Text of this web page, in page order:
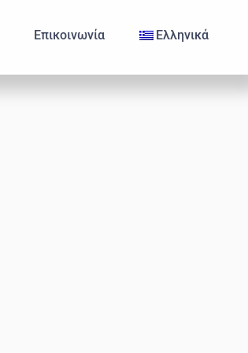
Επικοινωνία Ελληνικά